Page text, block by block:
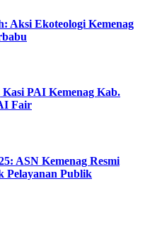
Aksi Ekoteologi Kemenag
PAI Kemenag Kab.
Fair
ASN Kemenag Resmi
Pelayanan Publik